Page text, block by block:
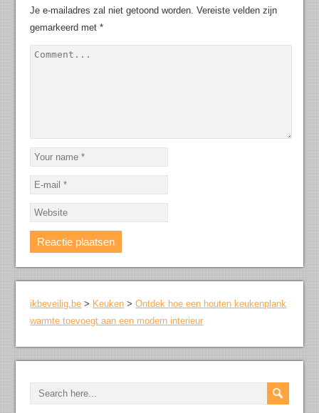
Je e-mailadres zal niet getoond worden. Vereiste velden zijn
gemarkeerd met*
ikbeveilig.be > Keuken >Ontdek hoe een houten keukenplank
warmte toevoegt aan een modern interieur